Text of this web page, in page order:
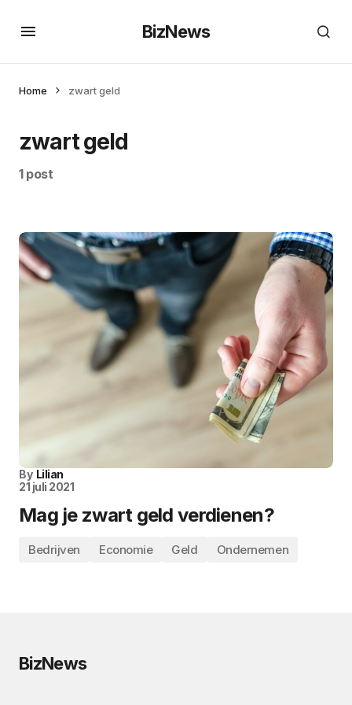
BizNews
Home zwart geld
zwart geld
1 post
By Lilian
21 juli 2021
Mag je zwart geld verdienen?
Bedrijven Economie Geld Ondernemen
BizNews